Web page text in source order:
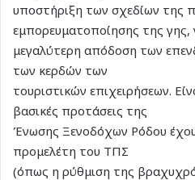
υποστήριξη των σχεδίων της
εμπορευματοποίησης της γης,
μεγαλύτερη απόδοση των
των κερδών των
τουριστικών επιχειρήσεων.
βασικές προτάσεις της
Ένωσης Ξενοδόχων Ρόδου
προμελέτη του ΤΠΣ
(όπως η ρύθμιση της